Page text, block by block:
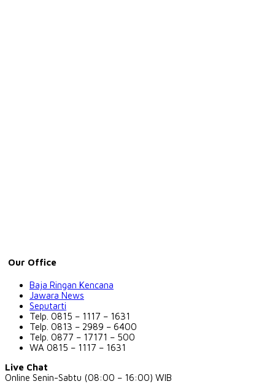
Our Office
Baja Ringan Kencana
Jawara News
Seputarti
Telp. 0815 – 1117 – 1631
Telp. 0813 – 2989 – 6400
Telp. 0877 – 17171 – 500
WA 0815 – 1117 – 1631
Live Chat
Online Senin-Sabtu (08:00 – 16:00) WIB